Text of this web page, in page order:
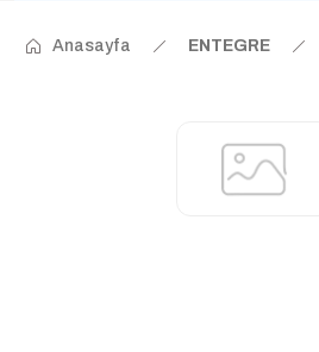
Anasayfa ENTEGRE